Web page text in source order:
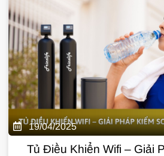
19/04/2025
Tủ Điều Khiển Wifi – Giải